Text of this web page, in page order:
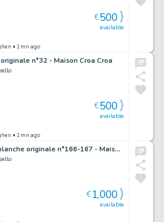
• 1mn ago
available
€500
n°32 - Maison Croa Croa
• 1mn ago
available
€500
Double planche originale n°166-167 - Maison Croa Croa
available
€1,000